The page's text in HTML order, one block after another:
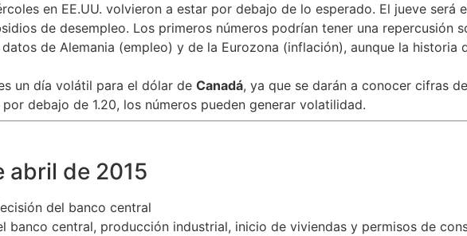
en EE.UU. volvieron a estar por debajo de lo esperado. El jueve
de desempleo. Los primeros números podrían tener una repercusión
datos de Alemania (empleo) y de la Eurozona (inflación), aunque la
un día volátil para el dólar de Canadá, ya que se darán a conocer cifras
debajo de 1.20, los números pueden generar volatilidad.
abril de 2015
del banco central
banco central, producción industrial, inicio de viviendas y permisos de